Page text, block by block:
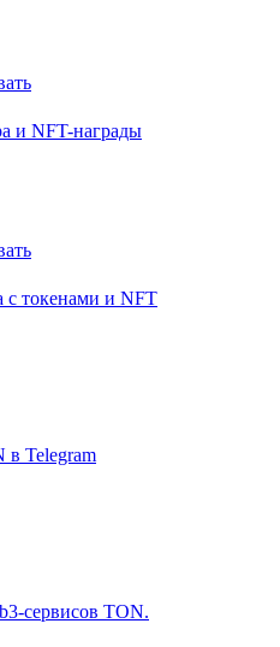
и NFT-награды
с токенами и NFT
в Telegram
сервисов TON.